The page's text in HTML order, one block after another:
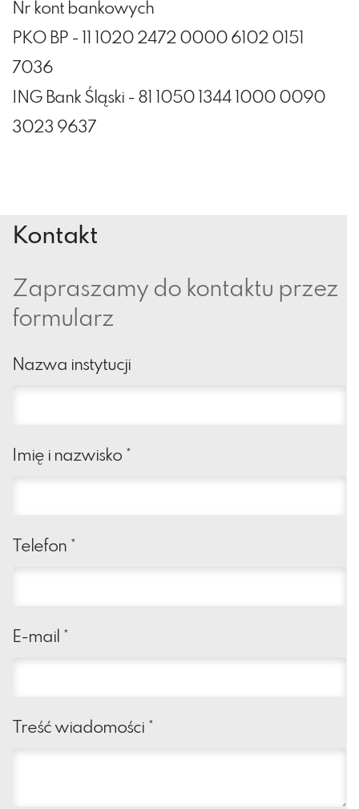
Nr kont bankowych
PKO BP - 11 1020 2472 0000 6102 0151
7036
ING Bank Śląski - 81 1050 1344 1000 0090
3023 9637
Kontakt
Zapraszamy do kontaktu przez
formularz
Nazwa instytucji
Imię i nazwisko *
Telefon *
E-mail *
Treść wiadomości *